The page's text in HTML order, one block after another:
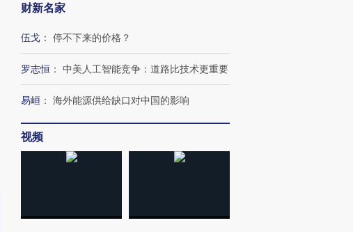
财新名家
伍戈 ： 停不下来的价格？
罗志恒 ： 中美人工智能竞争：道路比技术更重要
易峘 ： 海外能源供给缺口对中国的影响
视频